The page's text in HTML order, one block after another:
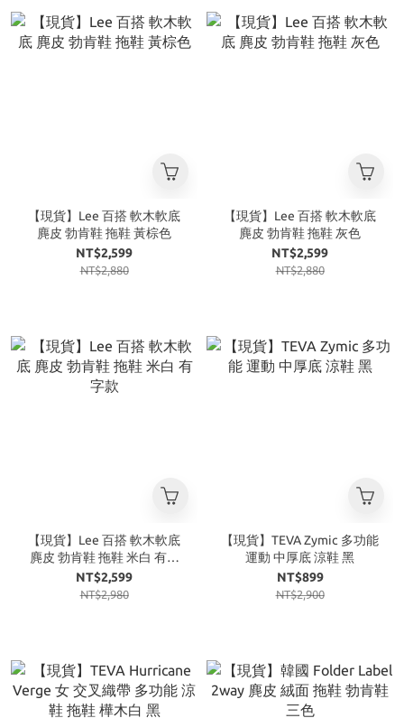
【現貨】Lee 百搭 軟木軟底
麂皮 勃肯鞋 拖鞋 黃棕色
NT$2,599
NT$2,880
【現貨】Lee 百搭 軟木軟底
麂皮 勃肯鞋 拖鞋 灰色
NT$2,599
NT$2,880
【現貨】Lee 百搭 軟木軟底
麂皮 勃肯鞋 拖鞋 米白 有字
款
NT$2,599
NT$2,980
【現貨】TEVA Zymic 多功能
運動 中厚底 涼鞋 黑
NT$899
NT$2,900